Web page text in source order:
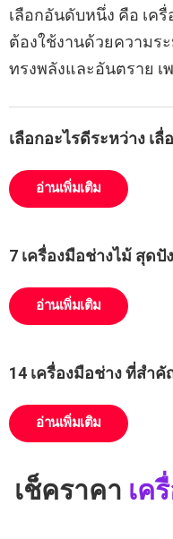
เลือกอันดับหนึ่ง คือ เค
ต้องใช้งานด้วยความร
ทรงพลังและอันตราย เ
เลือกอะไรดีระหว่าง เ
อ่านเพิ่มเติม
7 เครื่องมือช่างไม้ สุด
อ่านเพิ่มเติม
14 เครื่องมือช่าง ที่สำ
อ่านเพิ่มเติม
เช็คราคา เค